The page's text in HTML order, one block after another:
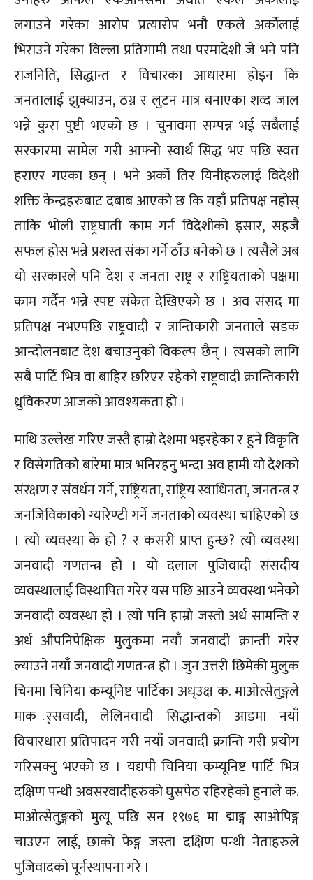
लगाउने गरेका आरोप प्रत्यारोप भनौ एकले अर्कोलाई
भिराउने गरेका विल्ला प्रतिगामी तथा परमादेशी जे भने पनि
राजनिति, सिद्धान्त र विचारका आधारमा होइन कि
जनतालाई झुक्याउन, ठग्न र लुटन मात्र बनाएका शव्द जाल
भन्ने कुरा पुष्टी भएको छ । चुनावमा सम्पन्न भई सबैलाई
सरकारमा सामेल गरी आफ्नो स्वार्थ सिद्ध भए पछि स्वत
हराएर गएका छन् । भने अर्को तिर यिनीहरुलाई विदेशी
शक्ति केन्द्रहरुबाट दबाब आएको छ कि यहाँ प्रतिपक्ष नहोस्
ताकि भोली राष्ट्रघाती काम गर्न विदेशीको इसार, सहजै
सफल होस भन्ने प्रशस्त संका गर्ने ठाँउ बनेको छ । त्यसैले अब
यो सरकारले पनि देश र जनता राष्ट्र र राष्ट्रियताको पक्षमा
काम गर्दैन भन्ने स्पष्ट संकेत देखिएको छ । अव संसद मा
प्रतिपक्ष नभएपछि राष्ट्रवादी र त्रान्तिकारी जनताले सडक
आन्दोलनबाट देश बचाउनुको विकल्प छैन् । त्यसको लागि
सबै पार्टि भित्र वा बाहिर छरिएर रहेको राष्ट्रवादी क्रान्तिकारी
ध्रुविकरण आजको आवश्यकता हो ।
माथि उल्लेख गरिए जस्तै हाम्रो देशमा भइरहेका र हुने विकृति
र विसेगतिको बारेमा मात्र भनिरहनु भन्दा अव हामी यो देशको
संरक्षण र संवर्धन गर्ने, राष्ट्रियता, राष्ट्रिय स्वाधिनता, जनतन्त्र र
जनजिविकाको ग्यारेण्टी गर्ने जनताको व्यवस्था चाहिएको छ
। त्यो व्यवस्था के हो ? र कसरी प्राप्त हुन्छ? त्यो व्यवस्था
जनवादी गणतन्त्र हो । यो दलाल पुजिवादी संसदीय
व्यवस्थालाई विस्थापित गरेर यस पछि आउने व्यवस्था भनेको
जनवादी व्यवस्था हो । त्यो पनि हाम्रो जस्तो अर्ध सामन्ति र
अर्ध औपनिपेक्षिक मुलुुकमा नयाँ जनवादी क्रान्ती गरेर
ल्याउने नयाँ जनवादी गणतन्त्र हो । जुन उत्तरी छिमेकी मुलुक
चिनमा चिनिया कम्यूनिष्ट पार्टिका अध्उक्ष क. माओत्सेतुङ्गले
माकर््सवादी, लेलिनवादी सिद्धान्तको आडमा नयाँ
विचारधारा प्रतिपादन गरी नयाँ जनवादी क्रान्ति गरी प्रयोग
गरिसक्नु भएको छ । यद्यपी चिनिया कम्यूनिष्ट पार्टि भित्र
दक्षिण पन्थी अवसरवादीहरुको घुसपेठ रहिरहेको हुनाले क.
माओत्सेतुङ्गको मुत्यू पछि सन १९७६ मा द्माङ्ग साओपिङ्ग
चाउएन लाई, छाको फेङ्ग जस्ता दक्षिण पन्थी नेताहरुले
पुजिवादको पूर्नस्थापना गरे ।